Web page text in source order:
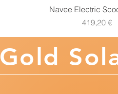
Vista rapida
Navee Electric
Prezzo
419,20 €
Gold